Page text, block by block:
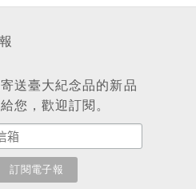
送臺大紀念品的新品
您，歡迎訂閱。